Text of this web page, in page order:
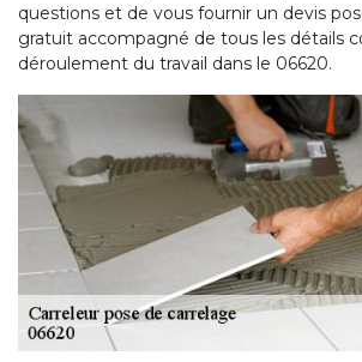
questions et de vous fournir un devis
gratuit accompagné de tous les détails
déroulement du travail dans le 06620.